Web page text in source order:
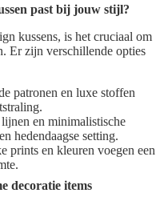
past bij jouw stijl?
kussens, is het cruciaal om
Er zijn verschillende opties
patronen en luxe stoffen
en minimalistische
hedendaagse setting.
prints en kleuren voegen een
decoratie items